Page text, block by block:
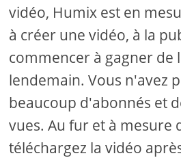
vidéo, Humix est en
à créer une vidéo, à la
commencer à gagner de
lendemain. Vous n'avez
beaucoup d'abonnés et
vues. Au fur et à mesure
téléchargez la vidéo